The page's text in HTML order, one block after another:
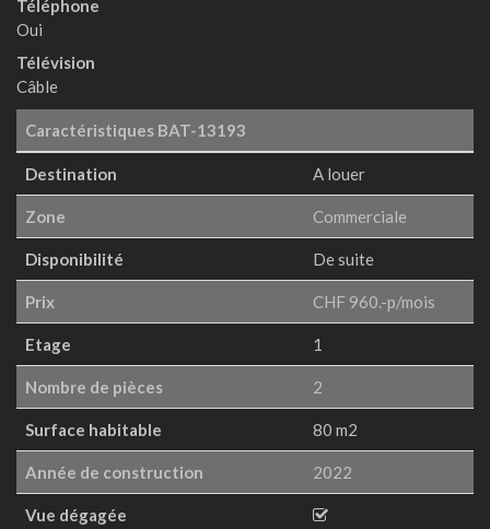
Téléphone
Oui
Télévision
Câble
Caractéristiques BAT-13193
Destination A louer
Zone Commerciale
Disponibilité De suite
Prix CHF 960.-p/mois
Etage 1
Nombre de pièces 2
Surface habitable 80 m2
Année de construction 2022
Vue dégagée